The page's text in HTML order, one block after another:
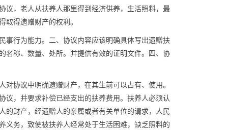
议，老人从扶养人那里得到经济供养，生活照料，最
取得遗赠财产的权利。
事行为能力。二、协议内容应该明确具体写出遗赠扶
名称、数量、处所。并提供有效的证明文件。四、协
协议中明确遗赠财产，在其生前可以占有、使用。
议，并要求补偿已经支出的扶养费用。扶养人必须认
的财产，经遗赠人的亲属或者有关单位的请求，人民
义务，致使被扶养人经常处于生活困难，缺乏照料的